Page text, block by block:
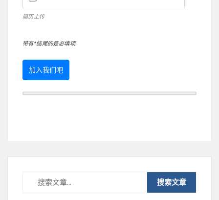
简历上传
带有*结尾的是必填项